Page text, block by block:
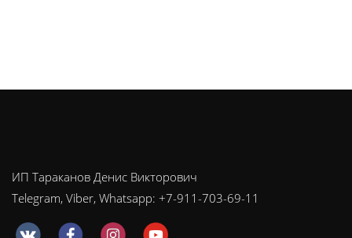
ИП Тараканов Денис Викторович
Telegram, Viber, Whatsapp: +7-911-703-69-11